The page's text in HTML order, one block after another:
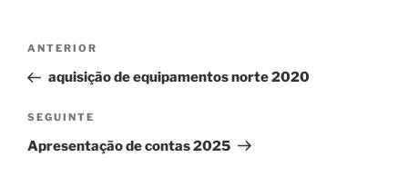
Navegação
artigos
Conteúdo
anterior
ANTERIOR
aquisição de equipamentos norte 2020
Conteúdo
seguinte
SEGUINTE
Apresentação de contas 2025